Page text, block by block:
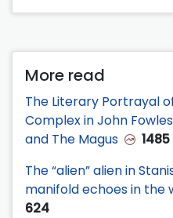
More read
The Literary Portrayal
Complex in John
and The Magus
1485
The “alien” alien in
manifold echoes in the
624